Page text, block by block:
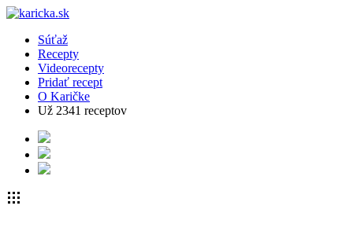
Súťaž
Recepty
Videorecepty
Pridať recept
O Karičke
Už 2341 receptov